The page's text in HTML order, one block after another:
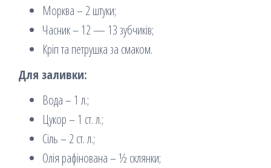
Морква – 2 штуки;
Часник – 12 — 13 зубчиків;
Кріп та петрушка за смаком.
Для заливки:
Вода – 1 л.;
Цукор – 1 ст. л.;
Сіль – 2 ст. л.;
Олія рафінована – ½ склянки;